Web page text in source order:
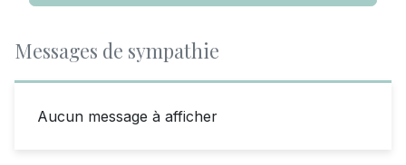
Messages de sympathie
Aucun message à afficher